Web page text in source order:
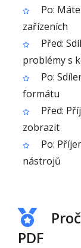
Po:
zařízeních
Před:
problémy s
Po:
formátu
Před:
zobrazit
Po:
nástrojů
PDF